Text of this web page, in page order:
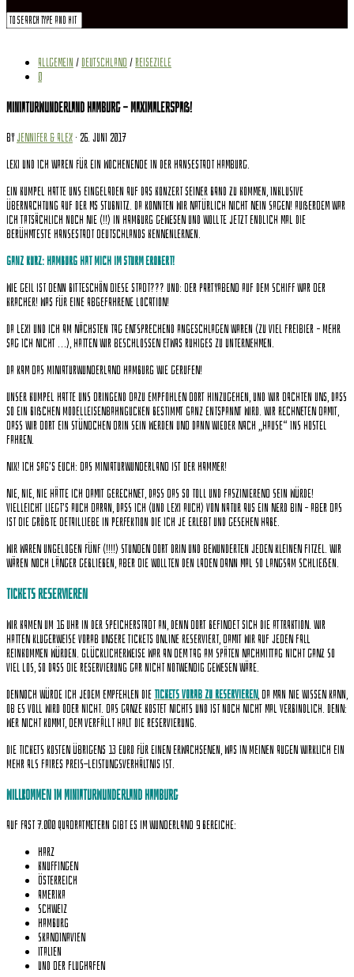
Allgemein / Deutschland /Reiseziele
0
Miniaturwunderland Hamburg – Maximalerspaß!
by Jennifer & Alex· 26. Juni 2017
Lexi und ich waren für ein Wochenende in der Hansestadt Hamburg.
Ein Kumpel hatte uns eingeladen auf das Konzert seiner Band zu kommen, inklusive
Übernachtung auf der MS Stubnitz. Da konnten wir natürlich nicht nein sagen! Außerdem war
ich tatsächlich noch nie (!!) in Hamburg gewesen und wollte jetzt endlich mal die
berühmteste Hansestadt Deutschlands kennenlernen.
Ganz kurz: Hamburg hat mich im Sturm erobert!
Wie geil ist denn bitteschön diese Stadt??? Und: Der Partyabend auf dem Schiff war der
Kracher! Was für eine abgefahrene Location!
Da Lexi und ich am nächsten Tag entsprechend angeschlagen waren (zu viel Freibier – mehr
sag ich nicht …), hatten wir beschlossen etwas Ruhiges zu unternehmen.
Da kam das Miniaturwunderland Hamburg wie gerufen!
Unser Kumpel hatte uns dringend dazu empfohlen dort hinzugehen, und wir dachten uns, dass
so ein bißchen Modelleisenbahngucken bestimmt ganz entspannt wird. Wir rechneten damit,
dass wir dort ein Stündchen drin sein werden und dann wieder nach „Hause“ ins Hostel
fahren.
Nix! Ich sag’s euch: Das Miniaturwunderland ist der Hammer!
Nie, nie, nie hätte ich damit gerechnet, dass das SO toll und faszinierend sein würde!
Vielleicht liegt’s auch daran, dass ich (und Lexi auch) von Natur aus ein Nerd bin – aber DAS
ist die größte Detailliebe in Perfektion die ich je erlebt und gesehen habe.
Wir waren ungelogen fünf (!!!!) Stunden dort drin und bewunderten jeden kleinen Fitzel. Wir
wären noch länger geblieben, aber die wollten den Laden dann mal so langsam schließen.
Tickets reservieren
Wir kamen um 16 Uhr in der Speicherstadt an, denn dort befindet sich die Attraktion. Wir
hatten klugerweise vorab unsere Tickets online reserviert, damit wir auf jeden Fall
reinkommen würden. Glücklicherweise war an dem Tag am späten Nachmittag nicht ganz so
viel los, so dass die Reservierung gar nicht notwendig gewesen wäre.
Dennoch würde ich jedem empfehlen dieTickets vorab zu reservieren, da man nie wissen kann,
ob es voll wird oder nicht. Das Ganze kostet nichts und ist noch nicht mal verbindlich. Denn:
Wer nicht kommt, dem verfällt halt die Reservierung.
Die Tickets kosten übrigens 13 Euro für einen Erwachsenen, was in meinen Augen wirklich ein
mehr als faires Preis-Leistungsverhältnis ist.
Willkommen im Miniaturwunderland Hamburg
Auf fast 7.000 Quadratmetern gibt es im Wunderland 9 Bereiche:
Harz
Knuffingen
Österreich
Amerika
Schweiz
Hamburg
Skandinavien
Italien
und der Flughafen